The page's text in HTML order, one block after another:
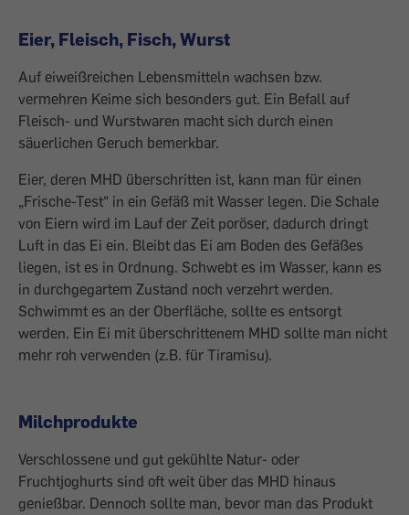
Eier, Fleisch, Fisch, Wurst
Auf eiweißreichen Lebensmitteln wachsen bzw.
vermehren Keime sich besonders gut. Ein Befall auf
Fleisch- und Wurstwaren macht sich durch einen
säuerlichen Geruch bemerkbar.
Eier, deren MHD überschritten ist, kann man für einen
„Frische-Test“ in ein Gefäß mit Wasser legen. Die Schale
von Eiern wird im Lauf der Zeit poröser, dadurch dringt
Luft in das Ei ein. Bleibt das Ei am Boden des Gefäßes
liegen, ist es in Ordnung. Schwebt es im Wasser, kann es
in durchgegartem Zustand noch verzehrt werden.
Schwimmt es an der Oberfläche, sollte es entsorgt
werden. Ein Ei mit überschrittenem MHD sollte man nicht
mehr roh verwenden (z.B. für Tiramisu).
Milchprodukte
Verschlossene und gut gekühlte Natur- oder
Fruchtjoghurts sind oft weit über das MHD hinaus
genießbar. Dennoch sollte man, bevor man das Produkt